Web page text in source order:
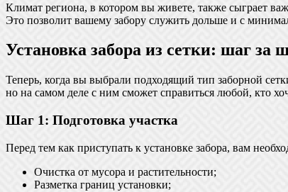
Климат региона, в котором вы живете, также сыграет
Это позволит вашему забору служить дольше и с
Установка забора из сетки: шаг за
Теперь, когда вы выбрали подходящий тип заборной
но на самом деле с ним сможет справиться любой, кто
Шаг 1: Подготовка участка
Перед тем как приступать к установке забора, вам
Очистка от мусора и растительности;
Разметка границ установки;